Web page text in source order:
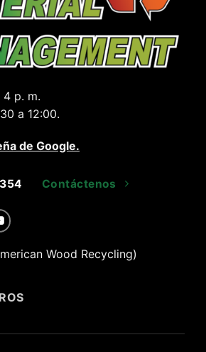
4 p. m.
a 12:00.
de Google.
Contáctenos
Wood Recycling)